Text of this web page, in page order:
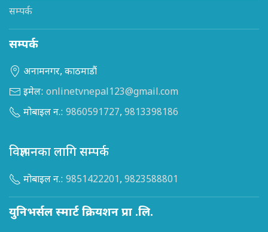
सम्पर्क
सम्पर्क
अनामनगर, काठमाडौं
इमेल: onlinetvnepal123@gmail.com
मोबाइल न.: 9860591727, 9813398186
विज्ञापनका लागि सम्पर्क
मोबाइल न.: 9851422201, 9823588801
युनिभर्सल स्मार्ट क्रियशन प्रा .लि.